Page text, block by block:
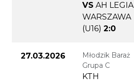
VS AH LEGIA
WARSZAWA
(U16) 2:0
27.03.2026
Młodzik Baraż
Grupa C
KTH